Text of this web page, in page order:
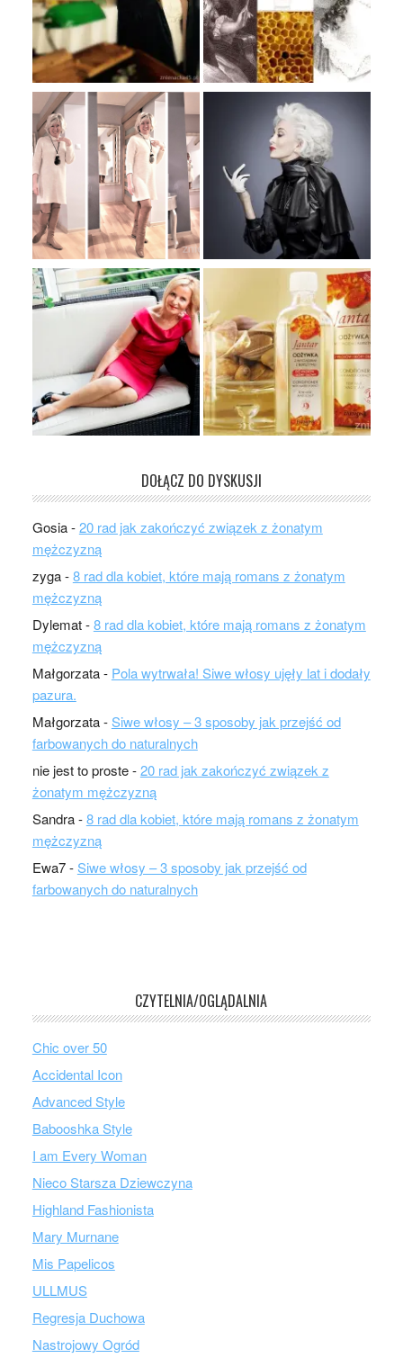
DOŁĄCZ DO DYSKUSJI
Gosia-20 rad jak zakończyć związek z żonatym
mężczyzną
zyga-8 rad dla kobiet, które mają romans z żonatym
mężczyzną
Dylemat-8 rad dla kobiet, które mają romans z żonatym
mężczyzną
Małgorzata- Pola wytrwała! Siwe włosy ujęły lat i dodały
pazura.
Małgorzata-Siwe włosy – 3 sposoby jak przejść od
farbowanych do naturalnych
nie jest to proste-20 rad jak zakończyć związek z
żonatym mężczyzną
Sandra-8 rad dla kobiet, które mają romans z żonatym
mężczyzną
Ewa7-Siwe włosy – 3 sposoby jak przejść od
farbowanych do naturalnych
CZYTELNIA/OGLĄDALNIA
Chic over 50
Accidental Icon
Advanced Style
Babooshka Style
I am Every Woman
Nieco Starsza Dziewczyna
Highland Fashionista
Mary Murnane
Mis Papelicos
ULLMUS
Regresja Duchowa
Nastrojowy Ogród